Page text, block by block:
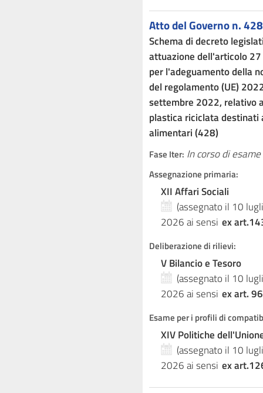
Atto del Governo n. 428
Schema di decreto
attuazione dell'articolo
per l'adeguamento della
del regolamento (UE)
settembre 2022, relativo
plastica riciclata
alimentari (428)
Fase Iter: In corso di esame
Assegnazione primaria:
XII Affari Sociali
(assegnato il 10
2026ai sensi ex
Deliberazione di rilievi:
V Bilancio e Tesoro
(assegnato il 10
2026ai sensi ex art.
Esame per i profili di
XIV Politiche
(assegnato il 10
2026ai sensi ex